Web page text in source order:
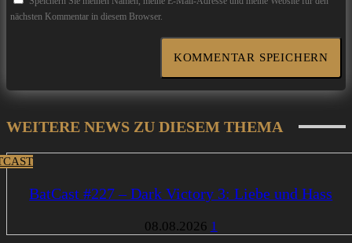
nächsten Kommentar in diesem Browser.
WEITERE NEWS ZU DIESEM THEMA
BatCast #227 – Dark Victory 3: Liebe und Hass
08.08.2026 1